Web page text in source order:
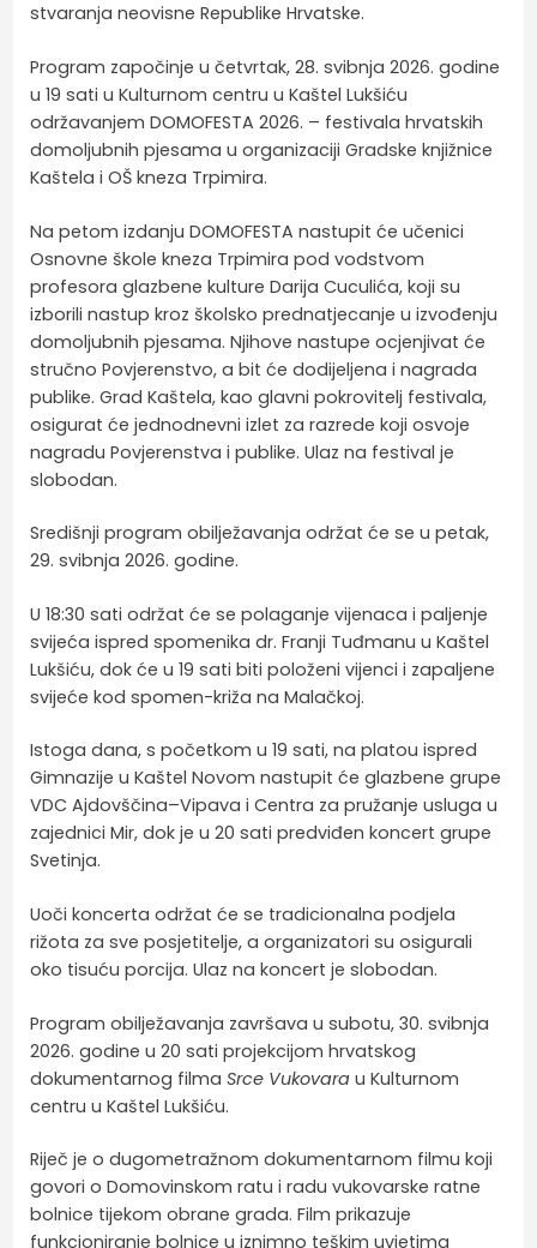
stvaranja neovisne Republike Hrvatske.
Program započinje u četvrtak, 28. svibnja 2026. godine
u 19 sati u Kulturnom centru u Kaštel Lukšiću
održavanjem DOMOFESTA 2026. – festivala hrvatskih
domoljubnih pjesama u organizaciji Gradske knjižnice
Kaštela i OŠ kneza Trpimira.
Na petom izdanju DOMOFESTA nastupit će učenici
Osnovne škole kneza Trpimira pod vodstvom
profesora glazbene kulture Darija Cuculića, koji su
izborili nastup kroz školsko prednatjecanje u izvođenju
domoljubnih pjesama. Njihove nastupe ocjenjivat će
stručno Povjerenstvo, a bit će dodijeljena i nagrada
publike. Grad Kaštela, kao glavni pokrovitelj festivala,
osigurat će jednodnevni izlet za razrede koji osvoje
nagradu Povjerenstva i publike. Ulaz na festival je
slobodan.
Središnji program obilježavanja održat će se u petak,
29. svibnja 2026. godine.
U 18:30 sati održat će se polaganje vijenaca i paljenje
svijeća ispred spomenika dr. Franji Tuđmanu u Kaštel
Lukšiću, dok će u 19 sati biti položeni vijenci i zapaljene
svijeće kod spomen-križa na Malačkoj.
Istoga dana, s početkom u 19 sati, na platou ispred
Gimnazije u Kaštel Novom nastupit će glazbene grupe
VDC Ajdovščina–Vipava i Centra za pružanje usluga u
zajednici Mir, dok je u 20 sati predviđen koncert grupe
Svetinja.
Uoči koncerta održat će se tradicionalna podjela
rižota za sve posjetitelje, a organizatori su osigurali
oko tisuću porcija. Ulaz na koncert je slobodan.
Program obilježavanja završava u subotu, 30. svibnja
2026. godine u 20 sati projekcijom hrvatskog
dokumentarnog filmaSrce Vukovara u Kulturnom
centru u Kaštel Lukšiću.
Riječ je o dugometražnom dokumentarnom filmu koji
govori o Domovinskom ratu i radu vukovarske ratne
bolnice tijekom obrane grada. Film prikazuje
funkcioniranje bolnice u iznimno teškim uvjetima